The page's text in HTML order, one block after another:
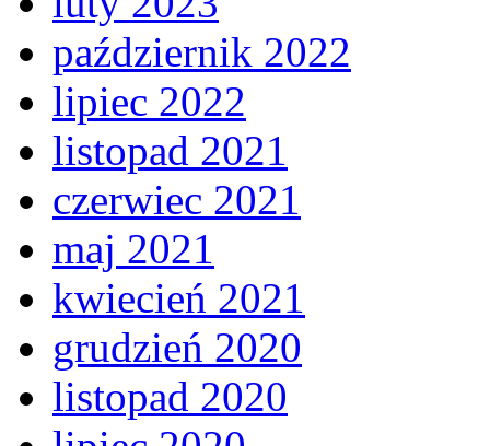
październik 2022
lipiec 2022
listopad 2021
czerwiec 2021
maj 2021
kwiecień 2021
grudzień 2020
listopad 2020